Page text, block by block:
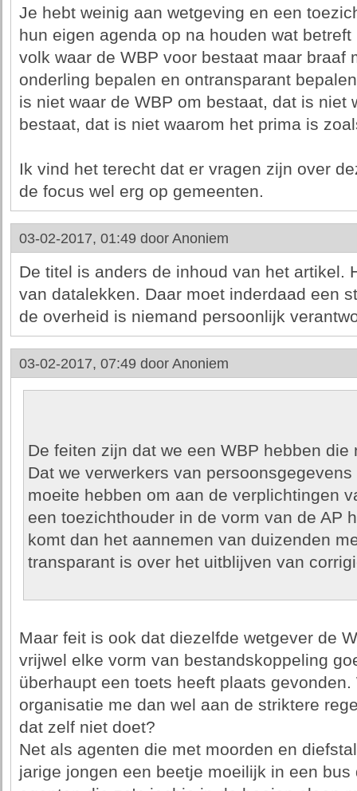
Je hebt weinig aan wetgeving en een
hun eigen agenda op na houden wat
volk waar de WBP voor bestaat maar braaf
onderling bepalen en ontransparant
is niet waar de WBP om bestaat, dat is niet
bestaat, dat is niet waarom het prima is
Ik vind het terecht dat er vragen zijn over
de focus wel erg op gemeenten.
03-02-2017, 01:49 door Anoniem
De titel is anders de inhoud van het artikel.
van datalekken. Daar moet inderdaad een
de overheid is niemand persoonlijk
03-02-2017, 07:49 door Anoniem
De feiten zijn dat we een WBP hebben
Dat we verwerkers van
moeite hebben om aan de verplichtingen
een toezichthouder in de vorm van de AP
komt dan het aannemen van duizenden
transparant is over het uitblijven van
Maar feit is ook dat diezelfde wetgever de
vrijwel elke vorm van bestandskoppeling
überhaupt een toets heeft plaats
organisatie me dan wel aan de striktere
dat zelf niet doet?
Net als agenten die met moorden en
jarige jongen een beetje moeilijk in een